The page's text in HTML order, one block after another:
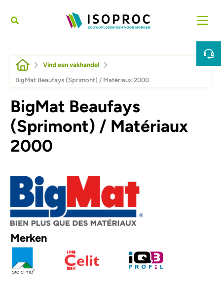
Kruimelpad
Vind een vakhandel
BigMat Beaufays (Sprimont) / Matériaux 2000
BigMat Beaufays
(Sprimont) / Matériaux
2000
Afbeelding
Merken